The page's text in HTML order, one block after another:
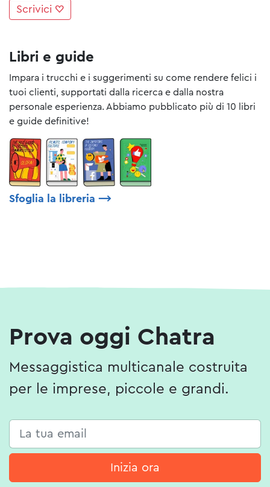
Scrivici ♡
Libri e guide
Impara i trucchi e i suggerimenti su come rendere felici i
tuoi clienti, supportati dalla ricerca e dalla nostra
personale esperienza. Abbiamo pubblicato più di 10 libri
e guide definitive!
Sfoglia la libreria ⟶
Prova oggi Chatra
Messaggistica multicanale costruita
per le imprese, piccole e grandi.
Inizia ora